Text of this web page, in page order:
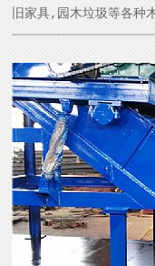
旧家具,园木垃圾等各种